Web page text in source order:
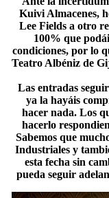
Kuivi Almacenes,
Lee Fields a otro
100% que
condiciones, por lo
Teatro Albéniz de
Las entradas
ya la hayáis
hacer nada. Los
hacerlo
Sabemos que
Industriales y
esta fecha sin
pueda seguir